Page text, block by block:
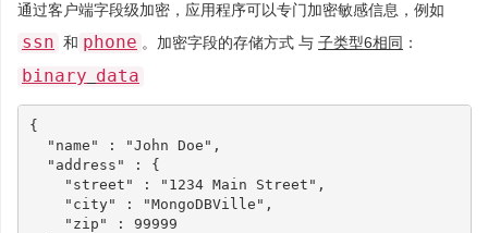
通过客户端字段级加密，应用程序可以专门加密敏感信息，例如
ssn 和 phone 。加密字段的存储方式 与 子类型6相同 ：
binary data
{
  "name" : "John Doe",
  "address" : {
    "street" : "1234 Main Street",
    "city" : "MongoDBVille",
    "zip" : 99999